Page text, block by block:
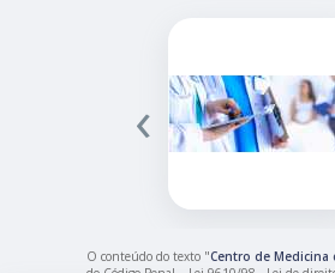
‹
O conteúdo do texto "Centro de Medicina